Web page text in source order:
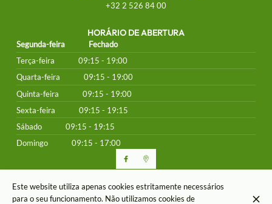
+32 2 526 84 00
HORÁRIO DE ABERTURA
Segunda-feira
Fechado
Terça-feira
09:15 - 19:00
Quarta-feira
09:15 - 19:00
Quinta-feira
09:15 - 19:00
Sexta-feira
09:15 - 19:15
Sábado
09:15 - 19:15
Domingo
09:15 - 17:00
© Prim Land 2026
Este website utiliza apenas cookies estritamente necessários
para o seu funcionamento. Não utilizamos cookies de